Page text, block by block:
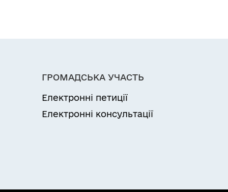
ГРОМАДСЬКА УЧАСТЬ
Електронні петиції
Електронні консультації